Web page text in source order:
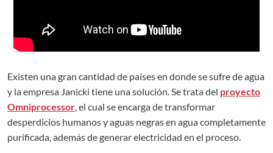
Existen una gran cantidad de países en donde se sufre de agua
y la empresa Janicki tiene una solución. Se trata del proyecto
Omniprocessor, el cual se encarga de transformar
desperdicios humanos y aguas negras en agua completamente
purificada, además de generar electricidad en el proceso.